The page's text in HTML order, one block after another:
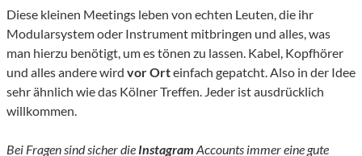
Diese kleinen Meetings leben von echten Leuten, die ihr
Modularsystem oder Instrument mitbringen und alles, was
man hierzu benötigt, um es tönen zu lassen. Kabel, Kopfhörer
und alles andere wird vorOrteinfach gepatcht. Also in der Idee
sehr ähnlich wie das Kölner Treffen. Jeder ist ausdrücklich
willkommen.
Bei Fragen sind sicher die Instagram Accounts immer eine gute